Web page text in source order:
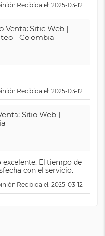
Recibida el: 2025-03-12
Venta: Sitio Web |
- Colombia
Recibida el: 2025-03-12
Sitio Web |
excelente. El tiempo de
con el servicio.
Recibida el: 2025-03-12